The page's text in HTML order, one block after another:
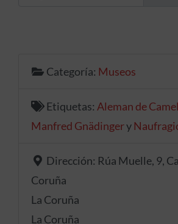
Categoría: Museos
Etiquetas: Aleman de
Manfred Gnädingery
Dirección: Rúa Muelle, 9,
Coruña
La Coruña
La Coruña